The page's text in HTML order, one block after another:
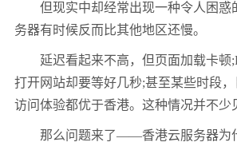
但现实中却经常出现一种令人困惑
务器有时候反而比其他地区还慢。
延迟看起来不高，但页面加载卡顿
打开网站却要等好几秒;甚至某些时段
访问体验都优于香港。这种情况并不少
那么问题来了——香港云服务器为